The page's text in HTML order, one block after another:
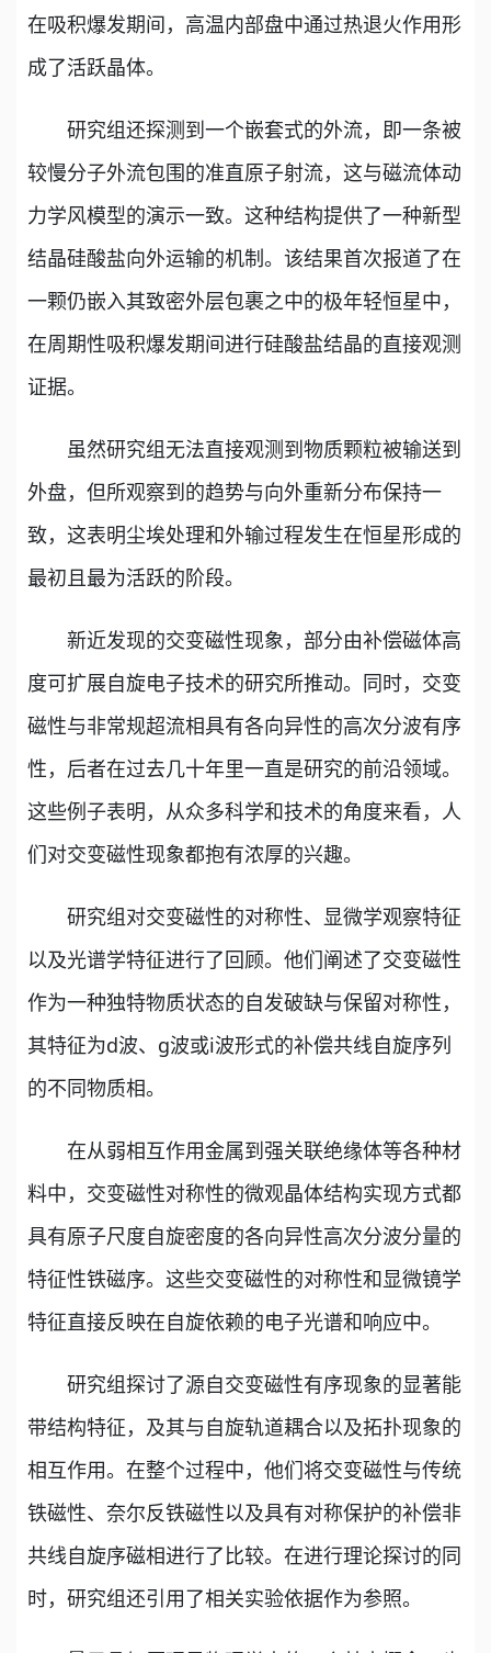
在吸积爆发期间，高温内部盘中通过热退火作用形
成了活跃晶体。
研究组还探测到一个嵌套式的外流，即一条被
较慢分子外流包围的准直原子射流，这与磁流体动
力学风模型的演示一致。这种结构提供了一种新型
结晶硅酸盐向外运输的机制。该结果首次报道了在
一颗仍嵌入其致密外层包裹之中的极年轻恒星中，
在周期性吸积爆发期间进行硅酸盐结晶的直接观测
证据。
虽然研究组无法直接观测到物质颗粒被输送到
外盘，但所观察到的趋势与向外重新分布保持一
致，这表明尘埃处理和外输过程发生在恒星形成的
最初且最为活跃的阶段。
新近发现的交变磁性现象，部分由补偿磁体高
度可扩展自旋电子技术的研究所推动。同时，交变
磁性与非常规超流相具有各向异性的高次分波有序
性，后者在过去几十年里一直是研究的前沿领域。
这些例子表明，从众多科学和技术的角度来看，人
们对交变磁性现象都抱有浓厚的兴趣。
研究组对交变磁性的对称性、显微学观察特征
以及光谱学特征进行了回顾。他们阐述了交变磁性
作为一种独特物质状态的自发破缺与保留对称性，
其特征为d波、g波或i波形式的补偿共线自旋序列
的不同物质相。
在从弱相互作用金属到强关联绝缘体等各种材
料中，交变磁性对称性的微观晶体结构实现方式都
具有原子尺度自旋密度的各向异性高次分波分量的
特征性铁磁序。这些交变磁性的对称性和显微镜学
特征直接反映在自旋依赖的电子光谱和响应中。
研究组探讨了源自交变磁性有序现象的显著能
带结构特征，及其与自旋轨道耦合以及拓扑现象的
相互作用。在整个过程中，他们将交变磁性与传统
铁磁性、奈尔反铁磁性以及具有对称保护的补偿非
共线自旋序磁相进行了比较。在进行理论探讨的同
时，研究组还引用了相关实验依据作为参照。